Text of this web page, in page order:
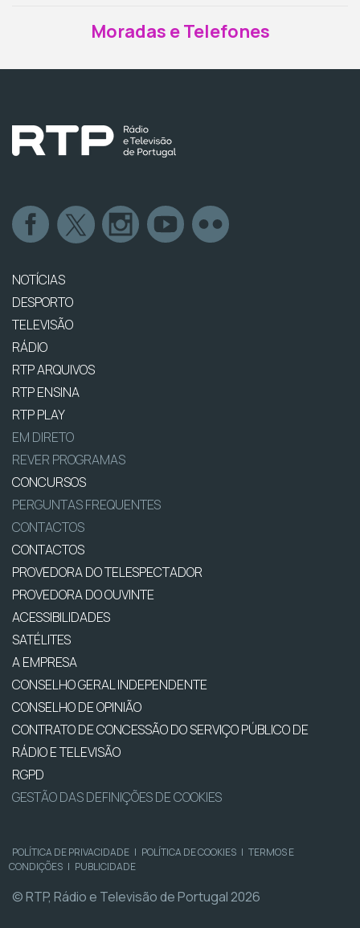
Moradas e Telefones
NOTÍCIAS
DESPORTO
TELEVISÃO
RÁDIO
RTP ARQUIVOS
RTP ENSINA
RTP PLAY
EM DIRETO
REVER PROGRAMAS
CONCURSOS
PERGUNTAS FREQUENTES
CONTACTOS
CONTACTOS
PROVEDORA DO TELESPECTADOR
PROVEDORA DO OUVINTE
ACESSIBILIDADES
SATÉLITES
A EMPRESA
CONSELHO GERAL INDEPENDENTE
CONSELHO DE OPINIÃO
CONTRATO DE CONCESSÃO DO SERVIÇO PÚBLICO DE
RÁDIO E TELEVISÃO
RGPD
GESTÃO DAS DEFINIÇÕES DE COOKIES
POLÍTICA DE PRIVACIDADE | POLÍTICA DE COOKIES | TERMOS E
CONDIÇÕES | PUBLICIDADE
© RTP, Rádio e Televisão de Portugal 2026